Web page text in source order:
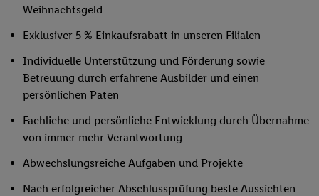
Weihnachtsgeld
Exklusiver 5 % Einkaufsrabatt in unseren Filialen
Individuelle Unterstützung und Förderung sowie
Betreuung durch erfahrene Ausbilder und einen
persönlichen Paten
Fachliche und persönliche Entwicklung durch Übernahme
von immer mehr Verantwortung
Abwechslungsreiche Aufgaben und Projekte
Nach erfolgreicher Abschlussprüfung beste Aussichten